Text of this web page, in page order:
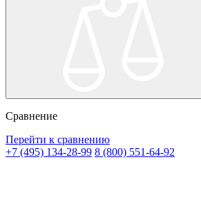
Сравнение
Перейти к сравнению
+7 (495) 134-28-99 8 (800) 551-64-92